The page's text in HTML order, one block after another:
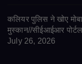
कलियर पुलिस ने खोए
मुस्कान//सीईआईआर पोर्टल
July 26, 2026